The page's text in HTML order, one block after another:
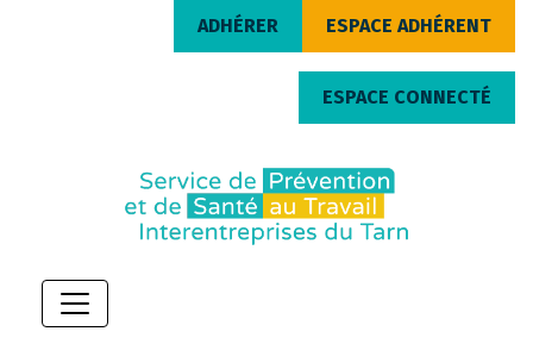
ADHÉRER ESPACE ADHÉRENT
ESPACE CONNECTÉ